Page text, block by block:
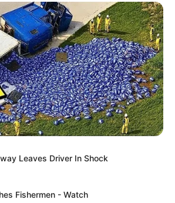
Leaves Driver In Shock
Fishermen - Watch